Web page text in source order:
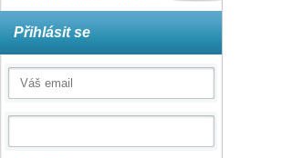
Přihlásit se